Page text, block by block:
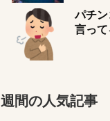
パチ
言っ
週間の人気記事